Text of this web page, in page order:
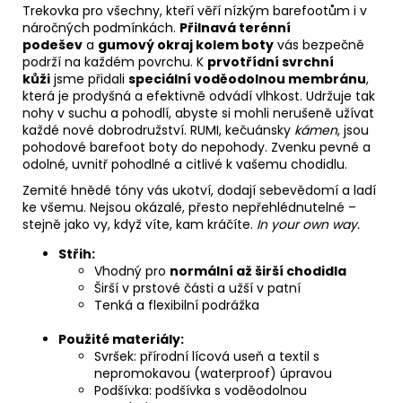
Trekovka pro všechny, kteří věří nízkým barefootům i v
náročných podmínkách. Přilnavá terénní
podešev a gumový okraj kolem boty vás bezpečně
podrží na každém povrchu. K prvotřídní svrchní
kůži jsme přidali speciální voděodolnou membránu,
která je prodyšná a efektivně odvádí vlhkost. Udržuje tak
nohy v suchu a pohodlí, abyste si mohli nerušeně užívat
každé nové dobrodružství. RUMI, kečuánsky kámen, jsou
pohodové barefoot boty do nepohody. Zvenku pevné a
odolné, uvnitř pohodlné a citlivé k vašemu chodidlu.
Zemité hnědé tóny vás ukotví, dodají sebevědomí a ladí
ke všemu. Nejsou okázalé, přesto nepřehlédnutelné –
stejně jako vy, když víte, kam kráčíte. In your own way.
Střih:
Vhodný pro normální až širší chodidla
Širší v prstové části a užší v patní
Tenká a flexibilní podrážka
Použité materiály:
Svršek: přírodní lícová useň a textil s
nepromokavou (waterproof) úpravou
Podšívka: podšívka s voděodolnou